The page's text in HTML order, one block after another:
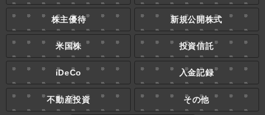
株主優待 新規公開株式
米国株 投資信託
iDeCo 入金記録
不動産投資 その他